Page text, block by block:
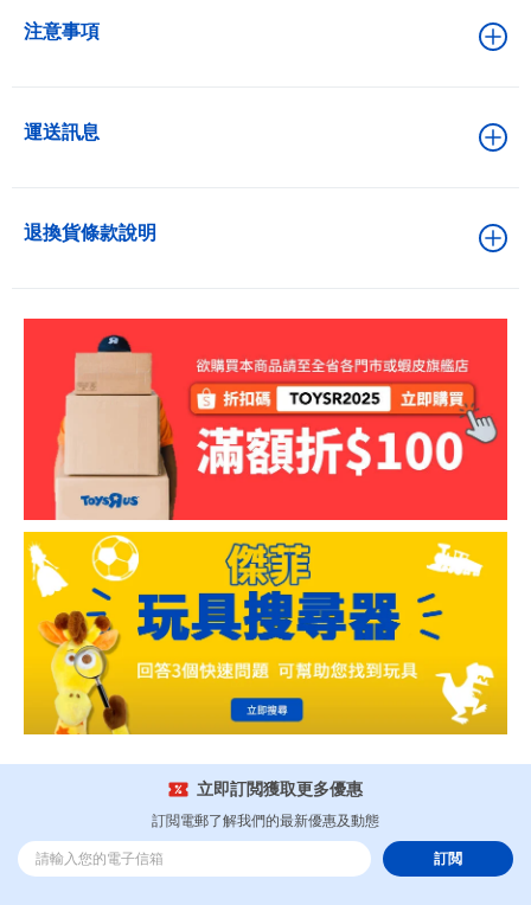
注意事項
運送訊息
退換貨條款說明
立即訂閲獲取更多優惠
訂閲電郵了解我們的最新優惠及動態
訂閲